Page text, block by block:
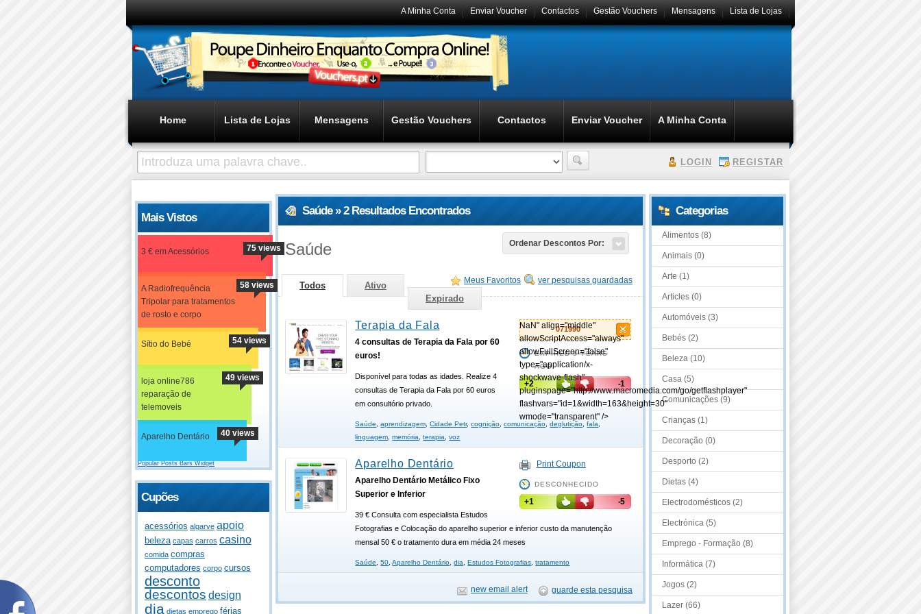
Lista de Lojas
Mensagens
Gestão Vouchers
Contactos
Enviar Voucher
A Minha Conta
Home Lista de Lojas Mensagens Gestão Vouchers Contactos Enviar Voucher A Minha Conta
LOGIN REGISTAR
Mais Vistos
3 € em Acessórios 75 views
A Radiofrequência
Tripolar para tratamentos
de rosto e corpo
58 views
Sítio do Bebé 54 views
loja online786
reparação de
telemoveis
49 views
Aparelho Dentário 40 views
Popular Posts Bars Widget
Cupões
acessórios algarve apoio
beleza capas carros casino
comida compras
computadores corpo cursos
desconto
descontos design
dia dietas emprego férias
Saúde » 2 Resultados Encontrados
Ordenar Descontos Por:
Saúde
ver pesquisas guardadas
Meus Favoritos
Todos
Ativo
Expirado
071990
NaN" align="middle"
allowScriptAccess="always"
allowFullScreen="false"
type="application/x-
shockwave-flash"
pluginspage="http://www.macromedia.com/go/getflashplayer"
flashvars="id=1&width=163&height=30"
wmode="transparent" />
EXPIRED 5 YEARS
AGO
+2 -1
Terapia da Fala
4 consultas de Terapia da Fala por 60
euros!
Disponível para todas as idades. Realize 4
consultas de Terapia da Fala por 60 euros
em consultório privado.
Saúde,aprendizagem,Cidade Petr,cognição,comunicação,deglutição,fala,
linguagem,memória,terapia,voz
Print Coupon
DESCONHECIDO
+1 -5
Aparelho Dentário
Aparelho Dentário Metálico Fixo
Superior e Inferior
39 € Consulta com especialista Estudos
Fotografias e Colocação do aparelho superior e inferior custo da manutenção
mensal 50 € o tratamento dura em média 24 meses
Saúde,50,Aparelho Dentário,dia, Estudos Fotografias,tratamento
guarde esta pesquisa
new email alert
Categorias
Alimentos (8)
Animais (0)
Arte (1)
Articles (0)
Automóveis (3)
Bebés (2)
Beleza (10)
Casa (5)
Comunicações (9)
Crianças (1)
Decoração (0)
Desporto (2)
Dietas (4)
Electrodomésticos (2)
Electrónica (5)
Emprego - Formação (8)
Informática (7)
Jogos (2)
Lazer (66)